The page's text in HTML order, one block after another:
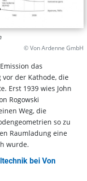
© Von Ardenne GmbH
das
der Kathode, die
Erst 1939 wies John
Rogowski
Weg, die
so zu
Raumladung eine
wurde.
bei Von